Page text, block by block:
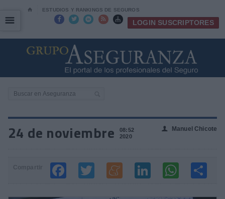
⌂ ESTUDIOS Y RANKINGS DE SEGUROS
     LOGIN SUSCRIPTORES
☰
☰
24 de noviembre
08:52
2020
👤 Manuel Chicote